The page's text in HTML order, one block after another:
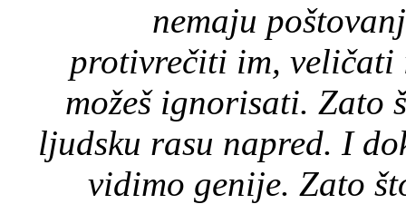
nemaju
protivrečiti im, veličati
možeš ignorisati. Zato
ljudsku rasu napred. I
vidimo genije. Zato